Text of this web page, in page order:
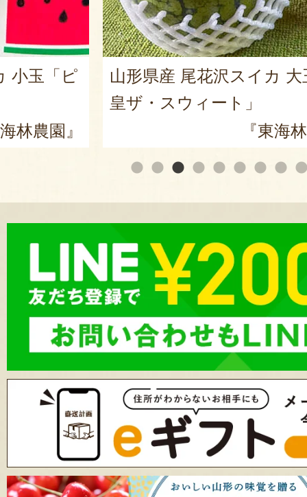
小玉「ピ
林農園』
山形県産 尾花沢スイカ 大
皇ザ・スウィート」
『東海